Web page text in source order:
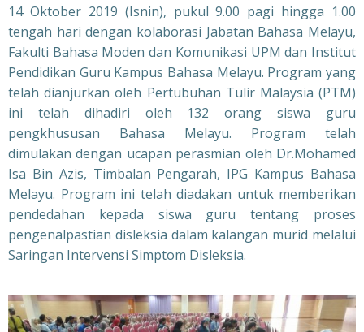
14 Oktober 2019 (Isnin), pukul 9.00 pagi hingga 1.00
tengah hari dengan kolaborasi Jabatan Bahasa Melayu,
Fakulti Bahasa Moden dan Komunikasi UPM dan Institut
Pendidikan Guru Kampus Bahasa Melayu. Program yang
telah dianjurkan oleh Pertubuhan Tulir Malaysia (PTM)
ini telah dihadiri oleh 132 orang siswa guru
pengkhususan Bahasa Melayu. Program telah
dimulakan dengan ucapan perasmian oleh Dr.Mohamed
Isa Bin Azis, Timbalan Pengarah, IPG Kampus Bahasa
Melayu. Program ini telah diadakan untuk memberikan
pendedahan kepada siswa guru tentang proses
pengenalpastian disleksia dalam kalangan murid melalui
Saringan Intervensi Simptom Disleksia.